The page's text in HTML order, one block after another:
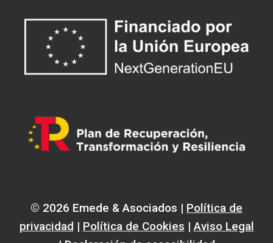
© 2026 Emede & Asociados | Política de
privacidad | Política de Cookies |Aviso Legal